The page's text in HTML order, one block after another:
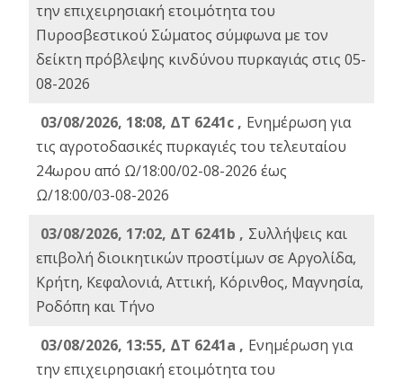
την επιχειρησιακή ετοιμότητα του
Πυροσβεστικού Σώματος σύμφωνα με τον
δείκτη πρόβλεψης κινδύνου πυρκαγιάς στις 05-
08-2026
03/08/2026, 18:08, ΔΤ 6241c , Ενημέρωση για
τις αγροτοδασικές πυρκαγιές του τελευταίου
24ωρου από Ω/18:00/02-08-2026 έως
Ω/18:00/03-08-2026
03/08/2026, 17:02, ΔΤ 6241b , Συλλήψεις και
επιβολή διοικητικών προστίμων σε Αργολίδα,
Κρήτη, Κεφαλονιά, Αττική, Κόρινθος, Μαγνησία,
Ροδόπη και Τήνο
03/08/2026, 13:55, ΔΤ 6241a , Ενημέρωση για
την επιχειρησιακή ετοιμότητα του